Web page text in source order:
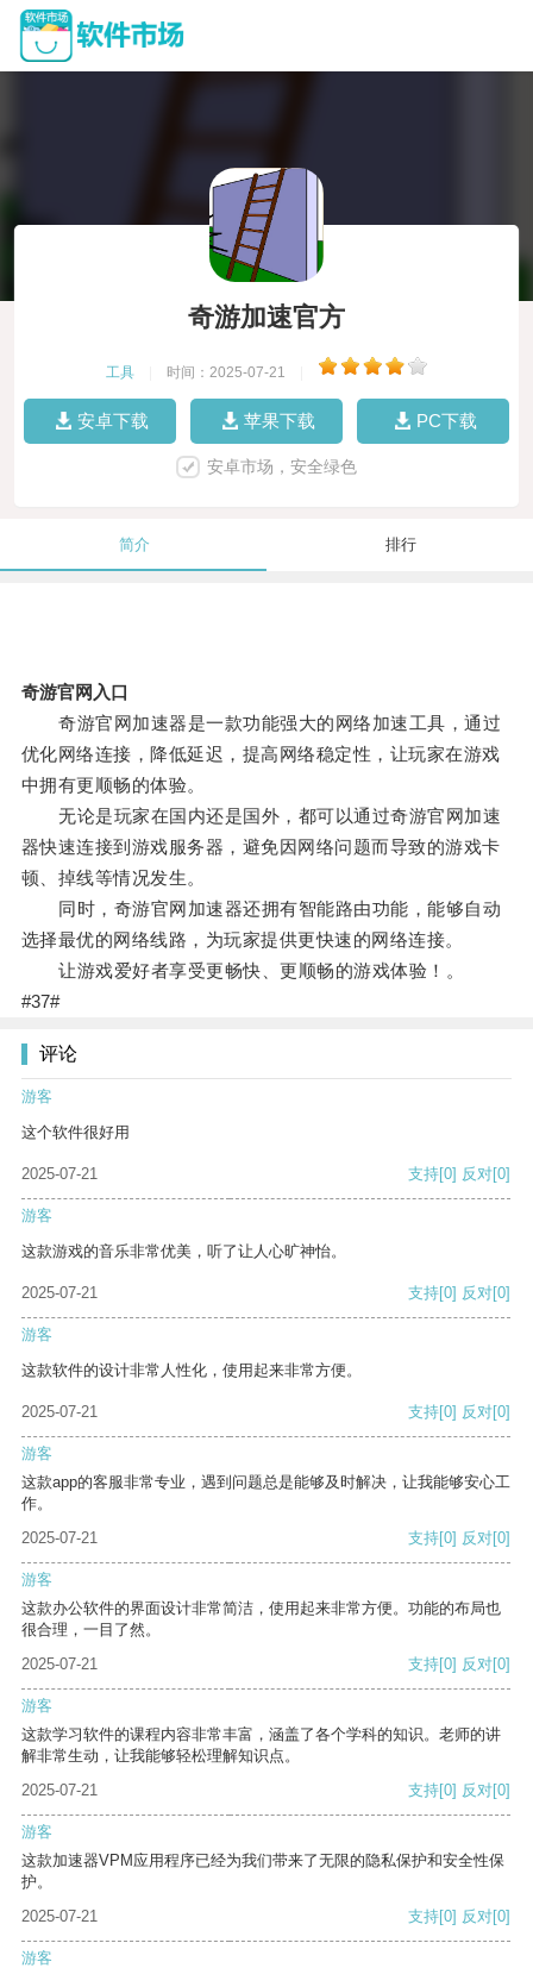
奇游加速官方
工具 时间：2025-07-21
安卓下载 苹果下载 PC下载
安卓市场，安全绿色
简介 排行
奇游官网入口
奇游官网加速器是一款功能强大的网络加速工具，通过
优化网络连接，降低延迟，提高网络稳定性，让玩家在游戏
中拥有更顺畅的体验。
无论是玩家在国内还是国外，都可以通过奇游官网加速
器快速连接到游戏服务器，避免因网络问题而导致的游戏卡
顿、掉线等情况发生。
同时，奇游官网加速器还拥有智能路由功能，能够自动
选择最优的网络线路，为玩家提供更快速的网络连接。
让游戏爱好者享受更畅快、更顺畅的游戏体验！。
#37#
评论
游客
这个软件很好用
2025-07-21 支持[0] 反对[0]
游客
这款游戏的音乐非常优美，听了让人心旷神怡。
2025-07-21 支持[0] 反对[0]
游客
这款软件的设计非常人性化，使用起来非常方便。
2025-07-21 支持[0] 反对[0]
游客
这款app的客服非常专业，遇到问题总是能够及时解决，让我能够安心工
作。
2025-07-21
支持[0] 反对[0]
游客
这款办公软件的界面设计非常简洁，使用起来非常方便。功能的布局也
很合理，一目了然。
2025-07-21
支持[0] 反对[0]
游客
这款学习软件的课程内容非常丰富，涵盖了各个学科的知识。老师的讲
解非常生动，让我能够轻松理解知识点。
2025-07-21
支持[0] 反对[0]
游客
这款加速器VPM应用程序已经为我们带来了无限的隐私保护和安全性保
护。
2025-07-21
支持[0] 反对[0]
游客